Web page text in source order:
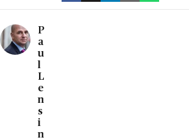
P
a
u
l
L
e
n
s
i
n